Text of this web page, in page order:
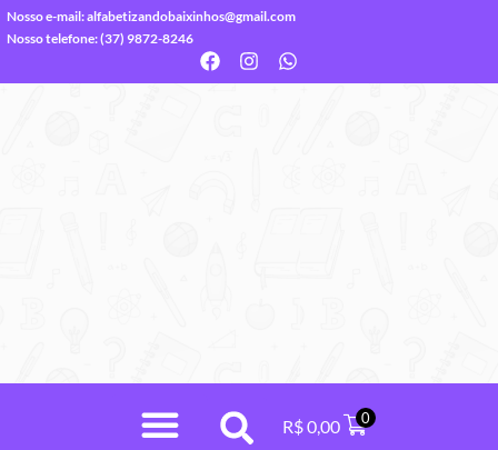
Nosso e-mail:alfabetizandobaixinhos@gmail.com
Nosso telefone: (37) 9872-8246
R$0,00 0